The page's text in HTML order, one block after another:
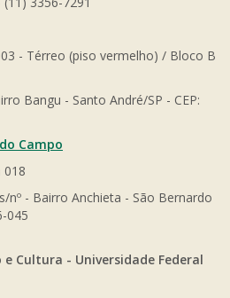
- Térreo (piso vermelho) / Bloco B
Bangu - Santo André/SP - CEP:
Campo
018
nº - Bairro Anchieta - São Bernardo
045
Cultura - Universidade Federal